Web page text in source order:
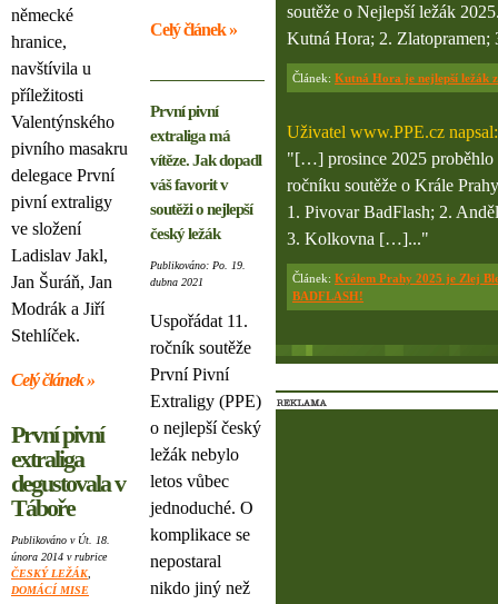
německé
hranice,
navštívila u
příležitosti
Valentýnského
pivního masakru
delegace První
pivní extraligy
ve složení
Ladislav Jakl,
Jan Šuráň, Jan
Modrák a Jiří
Stehlíček.
Celý článek »
První pivní
extraliga
degustovala v
Táboře
Publikováno v Út. 18.
února 2014 v rubrice
ČESKÝ LEŽÁK
DOMÁCÍ MISE
Celý článek »
První pivní
extraliga má
vítěze. Jak dopadl
váš favorit v
soutěži o nejlepší
český ležák
Publikováno: Po. 19.
dubna 2021
Uspořádat 11.
ročník soutěže
První Pivní
Extraligy (PPE)
o nejlepší český
ležák nebylo
letos vůbec
jednoduché. O
komplikace se
nepostaral
nikdo jiný než
soutěže o Nejlepší ležák
Kutná Hora; 2.
Článek: Kutná Hora je nejlepší ležák
Uživatel www.PPE.cz napsal:
"[…] prosince 2025 proběhlo
ročníku soutěže o Krále
1. Pivovar BadFlash; 2.
3. Kolkovna […]..."
Článek: Králem Prahy 2025 je Zlej
BADFLASH!